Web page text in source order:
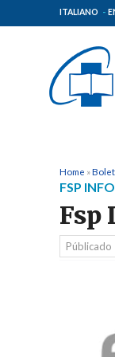
ITALIANO
Home »
FSP
Fsp
Públicado